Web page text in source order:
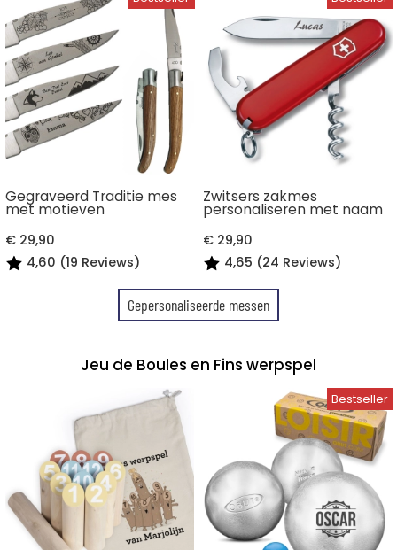
Gegraveerd Traditie mes
met motieven
€ 29,90
4,60 (19 Reviews)
Zwitsers zakmes
personaliseren met naam
€ 29,90
4,65 (24 Reviews)
Gepersonaliseerde messen
Jeu de Boules en Fins werpspel